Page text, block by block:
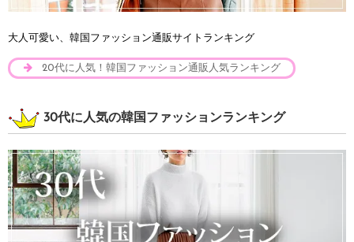
大人可愛い、韓国ファッション通販サイトランキング
20代に人気！韓国ファッション通販人気ランキング
30代に人気の韓国ファッションランキング